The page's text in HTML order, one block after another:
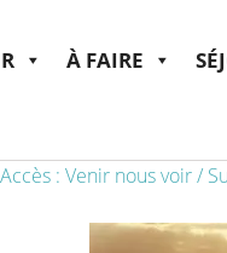
À FAIRE
Accès : Venir nous voir /